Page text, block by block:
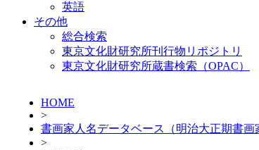
英語
その他
総合検索
東京文化財研究所刊行物リポジトリ
東京文化財研究所蔵書検索（OPAC）
HOME
>
書画家人名データベース（明治大正期書画
>